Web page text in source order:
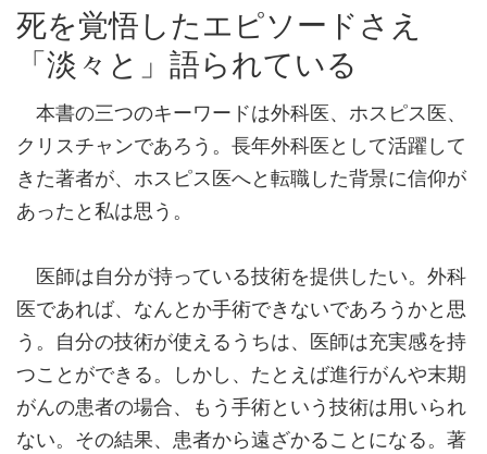
死を覚悟したエピソードさえ
「淡々と」語られている
本書の三つのキーワードは外科医、ホスピス医、
クリスチャンであろう。長年外科医として活躍して
きた著者が、ホスピス医へと転職した背景に信仰が
あったと私は思う。
医師は自分が持っている技術を提供したい。外科
医であれば、なんとか手術できないであろうかと思
う。自分の技術が使えるうちは、医師は充実感を持
つことができる。しかし、たとえば進行がんや末期
がんの患者の場合、もう手術という技術は用いられ
ない。その結果、患者から遠ざかることになる。著